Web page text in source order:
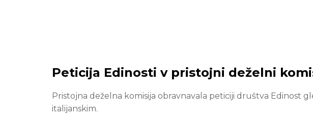
Peticija Edinosti v pristojni deželni
Pristojna deželna komisija obravnavala peticiji društva Edinost
italijanskim.